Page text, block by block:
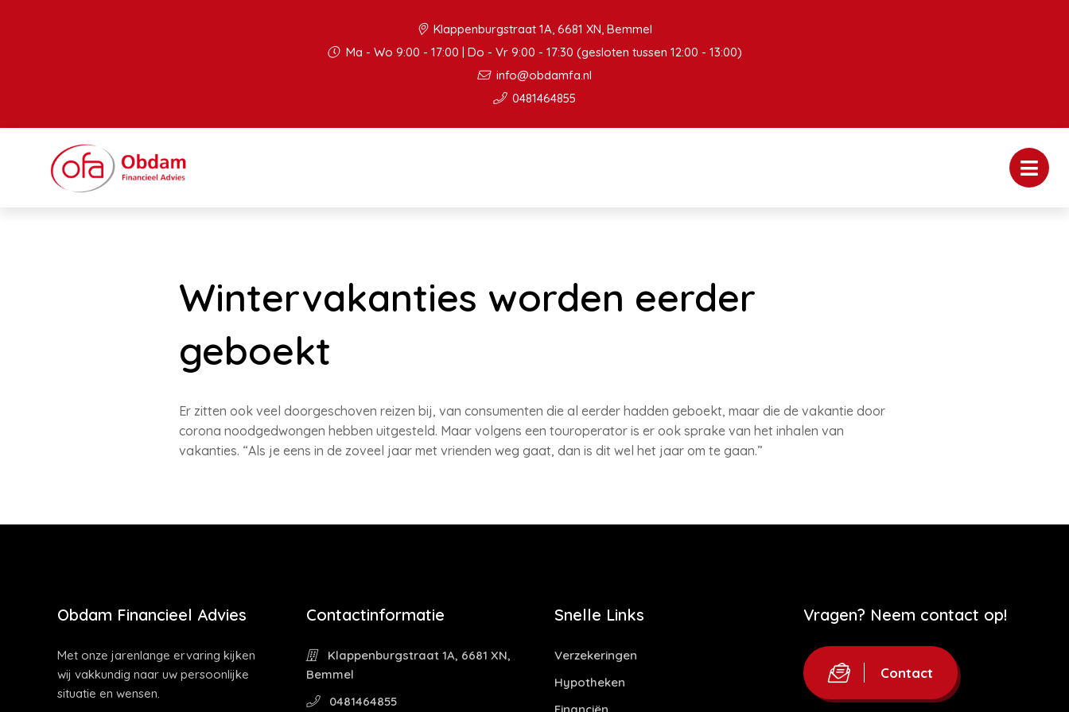
Klappenburgstraat 1A, 6681 XN, Bemmel
Ma - Wo 9:00 - 17:00 | Do - Vr 9:00 - 17:30 (gesloten tussen 12:00 - 13:00)
info@obdamfa.nl
0481464855
Wintervakanties worden eerder
geboekt
Er zitten ook veel doorgeschoven reizen bij, van consumenten die al eerder hadden geboekt, maar die de vakantie door
corona noodgedwongen hebben uitgesteld. Maar volgens een touroperator is er ook sprake van het inhalen van
vakanties. “Als je eens in de zoveel jaar met vrienden weg gaat, dan is dit wel het jaar om te gaan.”
Obdam Financieel Advies
Met onze jarenlange ervaring kijken
wij vakkundig naar uw persoonlijke
situatie en wensen.
Contactinformatie
Klappenburgstraat 1A, 6681 XN,
Bemmel
0481464855
Snelle Links
Verzekeringen
Hypotheken
Vragen? Neem contact op!
Contact